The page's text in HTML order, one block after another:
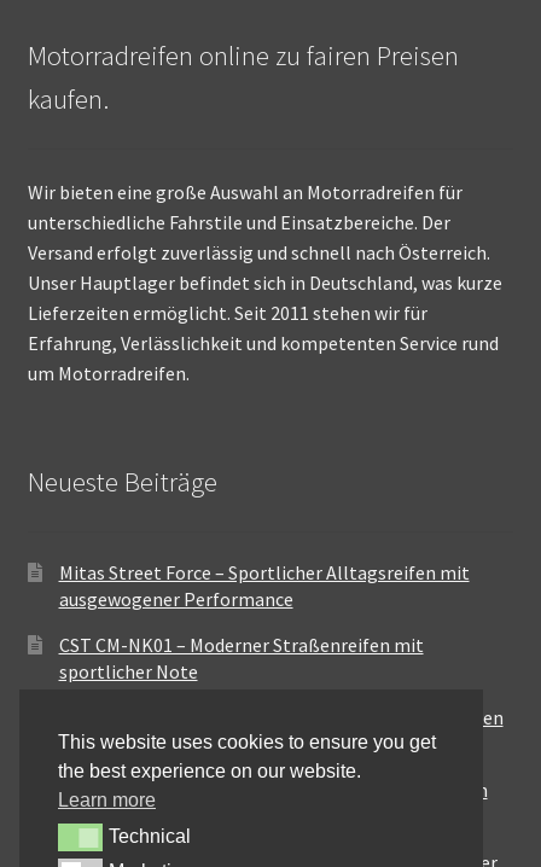
Motorradreifen online zu fairen Preisen
kaufen.
Wir bieten eine große Auswahl an Motorradreifen für
unterschiedliche Fahrstile und Einsatzbereiche. Der
Versand erfolgt zuverlässig und schnell nach Österreich.
Unser Hauptlager befindet sich in Deutschland, was kurze
Lieferzeiten ermöglicht. Seit 2011 stehen wir für
Erfahrung, Verlässlichkeit und kompetenten Service rund
um Motorradreifen.
Neueste Beiträge
Mitas Street Force – Sportlicher Alltagsreifen mit
ausgewogener Performance
CST CM-NK01 – Moderner Straßenreifen mit
sportlicher Note
Maxxis MA-ST3 – Ausgewogener Sport-Touring-Reifen
für vielseitige Einsätze
Pirelli City Demon – Zuverlässigkeit für den urbanen
Alltag
This website uses cookies to ensure you get
the best experience on our website.
Learn more
TechnicalTechnical